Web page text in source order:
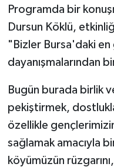
Programda bir
Dursun Köklü,
"Bizler Bursa'daki en
dayanışmalarından
Bugün burada birlik
pekiştirmek,
özellikle
sağlamak amacıyla
köyümüzün